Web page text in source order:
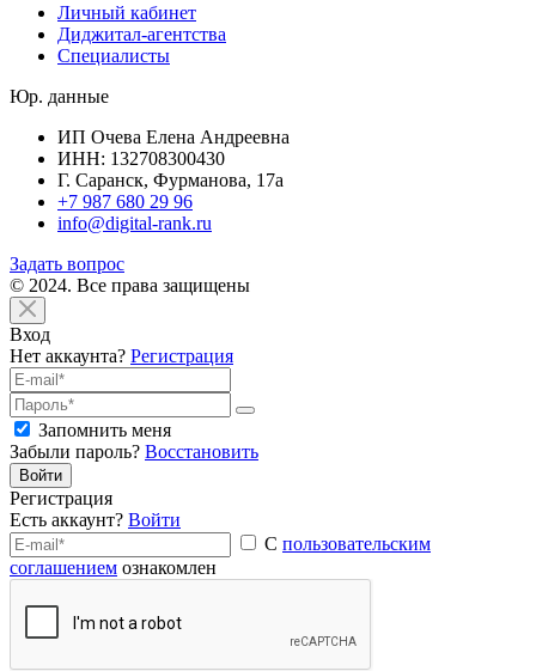
Личный кабинет
Диджитал-агентства
Специалисты
Юр. данные
ИП Очева Елена Андреевна
ИНН: 132708300430
Г. Саранск, Фурманова, 17а
+7 987 680 29 96
info@digital-rank.ru
Задать вопрос
© 2024. Все права защищены
Вход
Нет аккаунта? Регистрация
Запомнить меня
Забыли пароль? Восстановить
Войти
Регистрация
Есть аккаунт? Войти
С пользовательским
соглашением ознакомлен